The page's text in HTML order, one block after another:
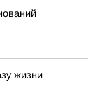
жизни